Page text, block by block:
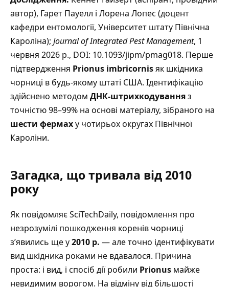
автор), Гарет Пауелл і Лорена Лопес (доцент
кафедри ентомології, Університет штату Північна
Кароліна); Journal of Integrated Pest Management, 1
червня 2026 р., DOI: 10.1093/jipm/pmag018. Перше
підтвердження Prionus imbricornisяк шкідника
чорниці в будь-якому штаті США. Ідентифікацію
здійснено методом ДНК-штрихкодуванняз
точністю 98–99% на основі матеріалу, зібраного на
шести фермаху чотирьох округах Північної
Кароліни.
Загадка, що тривала від 2010
року
Як повідомляє SciTechDaily, повідомлення про
незрозумілі пошкодження коренів чорниці
з’явились ще у2010 р. — але точно ідентифікувати
вид шкідника роками не вдавалося. Причина
проста: і вид, і спосіб дії робили Prionus майже
невидимим ворогом. На відміну від більшості